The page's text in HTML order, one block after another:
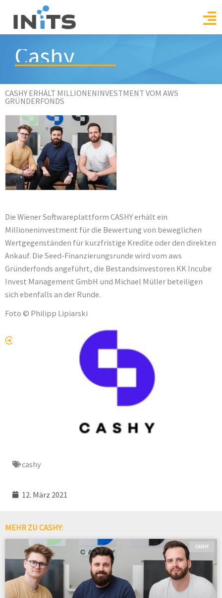
content
Cashy
CASHY ERHÄLT MILLIONENINVESTMENT VOM AWS
GRÜNDERFONDS
Die Wiener Softwareplattform CASHY erhält ein
Millioneninvestment für die Bewertung von beweglichen
Wertgegenständen für kurzfristige Kredite oder den direkten
Ankauf. Die Seed-Finanzierungsrunde wird vom aws
Gründerfonds angeführt, die Bestandsinvestoren KK Incube
Invest Management GmbH und Michael Müller beteiligen
sich ebenfalls an der Runde.
Foto © Philipp Lipiarski
zum Originalbeitrag
cashy
12. März 2021
MEHR ZU CASHY:
CASHY